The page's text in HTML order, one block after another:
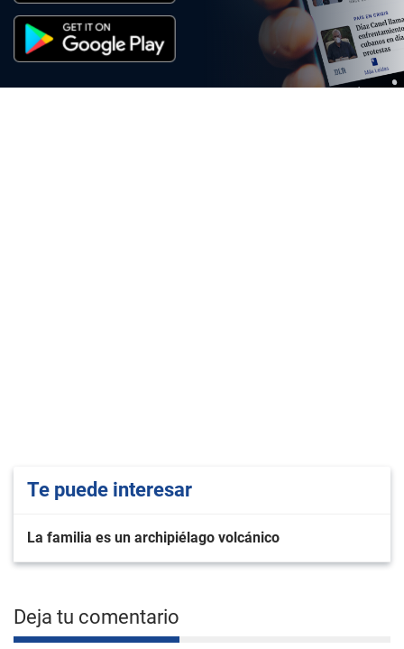
Te puede interesar
La familia es un archipiélago volcánico
Deja tu comentario